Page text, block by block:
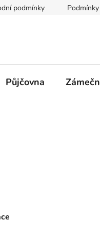
podmínky
Půjčovna